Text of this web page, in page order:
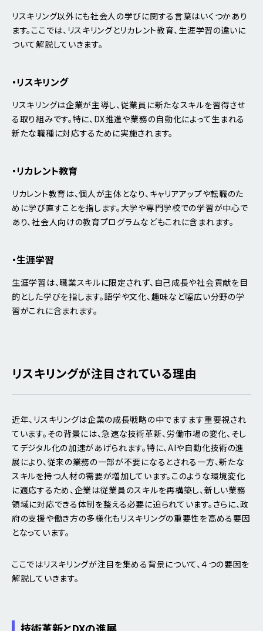
リスキリング以外にも社会人の学びに関する言葉はいくつかあり
ます。ここでは、リスキリングとリカレント教育、生涯学習の違いに
ついて解説していきます。
・リスキリング
リスキリングは企業が主導し、従業員に新たなスキルを習得させ
る取り組みです。特に、DX推進や業務の自動化によって生まれる
新たな職種に対応するために実施されます。
・リカレント教育
リカレント教育は、個人が主体となり、キャリアアップや転職のた
めに学び直すことを指します。大学や専門学校での学習が中心で
あり、社会人向けの教育プログラムなどもこれに含まれます。
・生涯学習
生涯学習は、職業スキルに限定されず、自己成長や社会貢献を目
的とした学びを指します。語学や文化、趣味など幅広い分野の学
習がこれに含まれます。
リスキリングが注目されている理由
近年、リスキリングは企業の成長戦略の中でますます重要視され
ています。その背景には、急速な技術革新、労働市場の変化、そし
てデジタル化の加速があげられます。特に、AIや自動化技術の進
展により、従来の業務の一部が不要になるとされる一方、新たな
スキルを持つ人材の需要が増加しています。このような環境変化
に適応するため、企業は従業員のスキルを再構築し、新しい業務
領域に対応できる体制を整える必要に迫られています。さらに、政
府の支援や働き方の多様化もリスキリングの重要性を高める要因
となっています。
ここではリスキリングが注目を集める背景について、４つの要因を
解説していきます。